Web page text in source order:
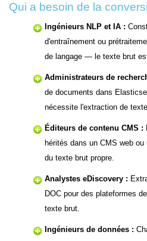
Qui a besoin de la
Ingénieurs NLP et IA :
d'entraînement ou
de langage — le texte brut
Administrateurs de
de documents dans
nécessite l'extraction de
Éditeurs de contenu CMS :
hérités dans un CMS web
du texte brut propre.
Analystes eDiscovery :
DOC pour des plateformes
texte brut.
Ingénieurs de données :